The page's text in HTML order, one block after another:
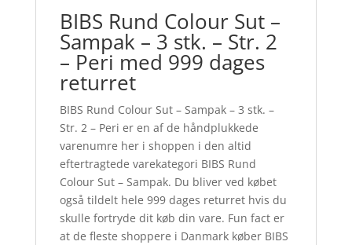
BIBS Rund Colour Sut –
Sampak – 3 stk. – Str. 2
– Peri med 999 dages
returret
BIBS Rund Colour Sut – Sampak – 3 stk. –
Str. 2 – Peri er en af de håndplukkede
varenumre her i shoppen i den altid
eftertragtede varekategori BIBS Rund
Colour Sut – Sampak. Du bliver ved købet
også tildelt hele 999 dages returret hvis du
skulle fortryde dit køb din vare. Fun fact er
at de fleste shoppere i Danmark køber BIBS